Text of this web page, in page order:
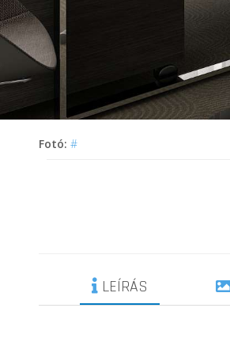
Fotó: #
LEÍRÁS